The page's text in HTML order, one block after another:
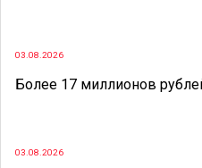
03.08.2026
Более 17 миллионов
03.08.2026